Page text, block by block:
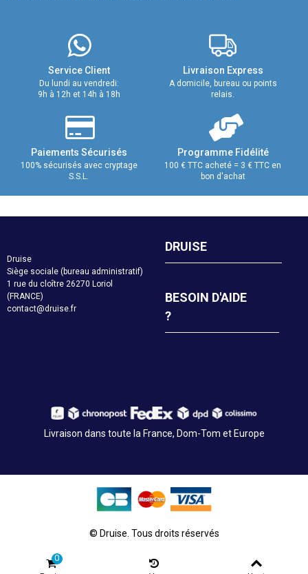
Service Client
Du lundi au vendredi:
9h à 12h et 14h à 18h
Livraison Express
A domicile, bureau ou points
relais.
Paiements Sécurisés
100% sécurisés avec cryptage
S.S.L.
Programme Fidélité
100 € TTC acheté = 3 € TTC en
bon d'achat
Druise
Siège sociale (bureau administratif)
1 rue du cloître 26270 Loriol
(FRANCE)
contact@druise.fr
DRUISE
BESOIN D'AIDE
?
Livraison dans toute la France, Dom-Tom et Europe
© Druise. Tous droits réservés
0